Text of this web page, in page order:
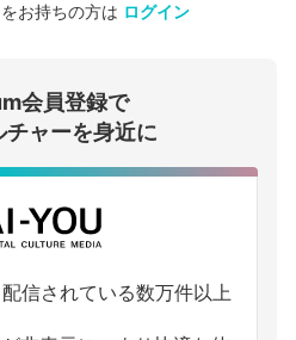
登録する
インする
お持ちの方は ログイン
会員登録で
チャーを身近に
信されている数万件以上